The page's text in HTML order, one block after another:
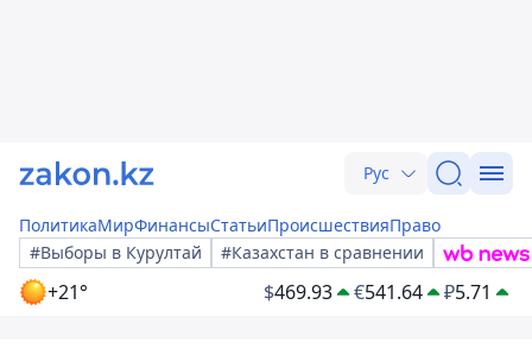
Рус
ПолитикаМирФинансыСтатьиПроисшествияПраво
#Выборы в Курултай
#Казахстан в сравнении
+21° $469.93 €541.64 ₽5.71